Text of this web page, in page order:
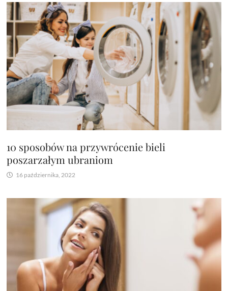
10 sposobów na przywrócenie bieli
poszarzałym ubraniom
16 października, 2022